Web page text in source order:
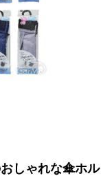
しゃれな傘ホル